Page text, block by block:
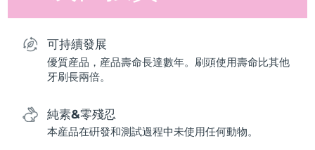
可持續發展
優質産品，産品壽命長達數年。刷頭使用壽命比其他
牙刷長兩倍。
純素&零殘忍
本産品在硏發和測試過程中未使用任何動物。